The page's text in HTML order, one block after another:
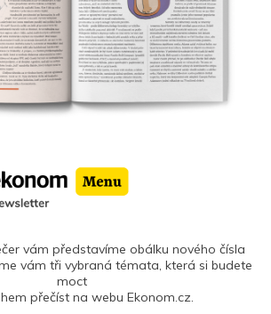
vám představíme obálku nového čísla
vám tři vybraná témata, která si budete
moct
přečíst na webu Ekonom.cz.